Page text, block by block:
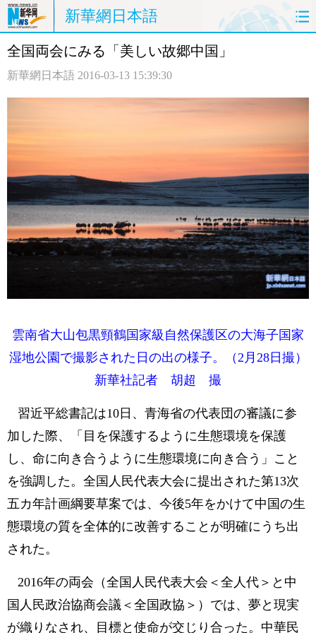
新華網日本語
ホームページ 政治
全国両会にみる「美しい故郷中国」
新華網日本語 2016-03-13 15:39:30
雲南省大山包黒頸鶴国家級自然保護区の大海子国家
湿地公園で撮影された日の出の様子。（2月28日撮）
新華社記者 胡超 撮
習近平総書記は10日、青海省の代表団の審議に参
加した際、「目を保護するように生態環境を保護
し、命に向き合うように生態環境に向き合う」こと
を強調した。全国人民代表大会に提出された第13次
五カ年計画綱要草案では、今後5年をかけて中国の生
態環境の質を全体的に改善することが明確にうち出
された。
2016年の両会（全国人民代表大会＜全人代＞と中
国人民政治協商会議＜全国政協＞）では、夢と現実
が織りなされ、目標と使命が交じり合った。中華民